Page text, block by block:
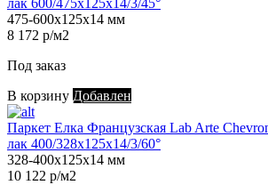
лак 600/475х125х14/3/45°
475-600х125х14 мм
8 172 р/м2
Под заказ
В корзину Добавлен
Паркет Елка Французская Lab Arte
лак 400/328х125х14/3/60°
328-400х125х14 мм
10 122 р/м2